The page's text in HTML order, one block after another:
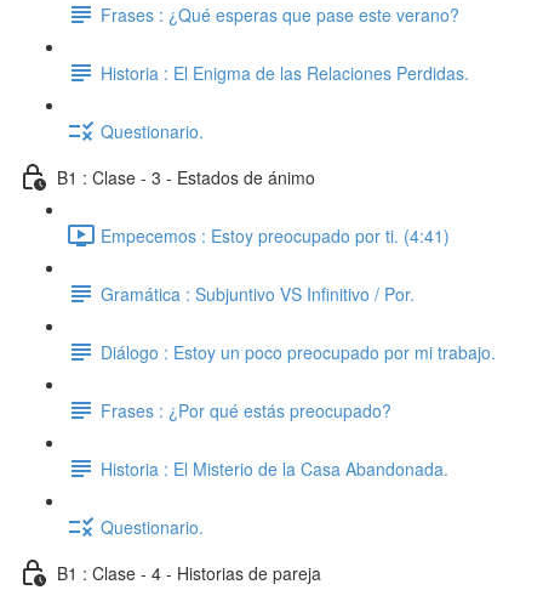
Frases : ¿Qué esperas que pase este verano?
Historia : El Enigma de las Relaciones Perdidas.
Questionario.
B1 : Clase - 3 - Estados de ánimo
Empecemos : Estoy preocupado por ti. (4:41)
Gramática : Subjuntivo VS Infinitivo / Por.
Diálogo : Estoy un poco preocupado por mi trabajo.
Frases : ¿Por qué estás preocupado?
Historia : El Misterio de la Casa Abandonada.
Questionario.
B1 : Clase - 4 - Historias de pareja